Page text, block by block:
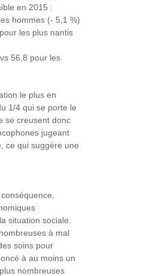
en 2015 :
hommes (- 5,1 %)
les plus nantis
56,8 pour les
le plus en
1/4 qui se porte le
se creusent donc
jugeant
ce qui suggère une
situation sociale.
à mal
soins pour
à au moins un
nombreuses